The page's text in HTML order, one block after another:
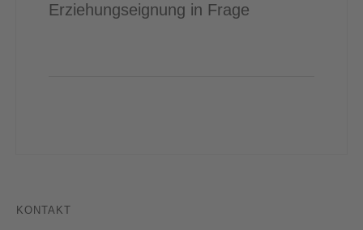
Erziehungseignung in Frage
KONTAKT